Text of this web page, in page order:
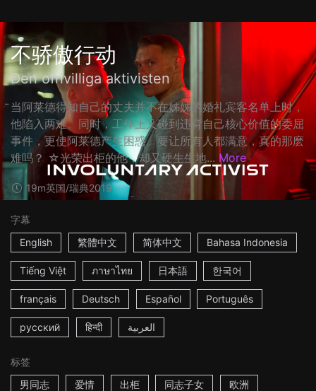
不骄傲行动
Den ofrivilliga aktivisten
当阿莱德得知自己的丈夫并不在姊姊的婚礼宾客名单上时，
他陷入两难。同时，工作上又碰到违背自己核心价值的委屈
事件，更使阿莱德产生困惑。要让所有人都满意，真的那麽
难吗？ ☆光荣出柜的他，却又硬生生地... More
19m英国/瑞典2019
字幕
English
繁體中文 简体中文 Bahasa Indonesia
Tiếng Việt ภาษาไทย 日本語 한국어
français Deutsch Español Português
русский हिन्दी العربية
标签
男同志
爱情 出柜 同志子女 欧洲